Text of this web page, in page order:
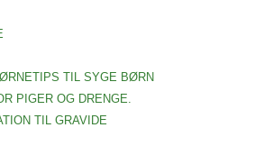
TIL SYGE BØRN
PIGER OG DRENGE.
TIL GRAVIDE